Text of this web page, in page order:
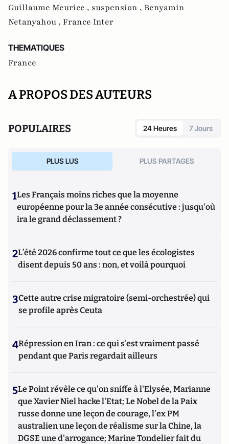
Guillaume Meurice , suspension , Benyamin
Netanyahou , France Inter
THEMATIQUES
France
A PROPOS DES AUTEURS
POPULAIRES 24 Heures 7 Jours
PLUS LUS PLUS PARTAGES
1Les Français moins riches que la moyenne
européenne pour la 3e année consécutive : jusqu'où
ira le grand déclassement ?
2L’été 2026 confirme tout ce que les écologistes
disent depuis 50 ans : non, et voilà pourquoi
3Cette autre crise migratoire (semi-orchestrée) qui
se profile après Ceuta
4Répression en Iran : ce qui s'est vraiment passé
pendant que Paris regardait ailleurs
5Le Point révèle ce qu'on sniffe à l'Elysée, Marianne
que Xavier Niel hacke l'Etat; Le Nobel de la Paix
russe donne une leçon de courage, l'ex PM
australien une leçon de réalisme sur la Chine, la
DGSE une d'arrogance; Marine Tondelier fait du